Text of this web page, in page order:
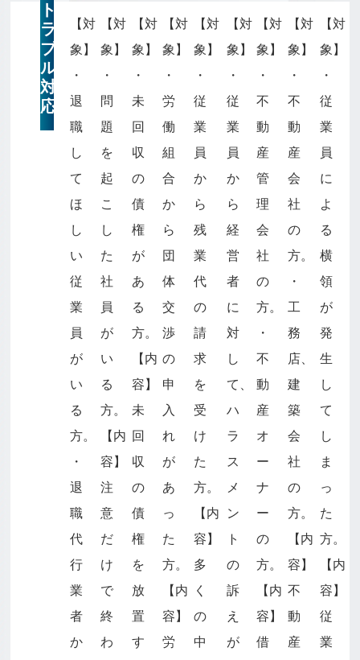
ト
ラ
ブ
ル
対
応
【対
象】
・
退
職
し
て
ほ
し
い
従
業
員
が
い
る
方。
・
退
職
代
行
業
者
か
【対
象】
・
問
題
を
起
こ
し
た
社
員
が
い
る
方。
【内
容】
注
意
だ
け
で
終
わ
【対
象】
・
未
回
収
の
債
権
が
あ
る
方。
【内
容】
未
回
収
の
債
権
を
放
置
す
【対
象】
・
労
働
組
合
か
ら
団
体
交
渉
の
申
入
れ
が
あ
っ
た
方。
【内
容】
労
【対
象】
・
従
業
員
か
ら
残
業
代
の
請
求
を
受
け
た
方。
【内
容】
多
く
の
中
【対
象】
・
従
業
員
か
ら
経
営
者
に
対
し
て、
ハ
ラ
ス
メ
ン
ト
の
訴
え
が
【対
象】
・
不
動
産
管
理
会
社
の
方。
・
不
動
産
オ
ー
ナ
ー
の
方。
【内
容】
借
【対
象】
・
不
動
産
会
社
の
方。
・
工
務
店、
建
築
会
社
の
方。
【内
容】
不
動
産
【対
象】
・
従
業
員
に
よ
る
横
領
が
発
生
し
て
し
ま
っ
た
方。
【内
容】
従
業